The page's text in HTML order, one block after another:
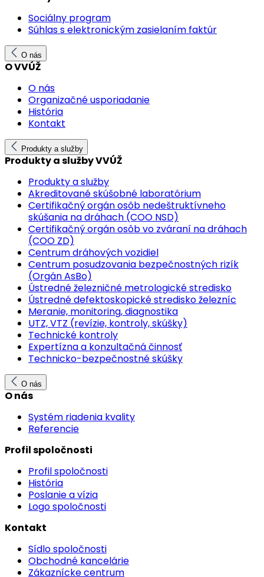
Sociálny program
Súhlas s elektronickým zasielaním faktúr
O nás
O VVÚŽ
O nás
Organizačné usporiadanie
História
Kontakt
Produkty a služby
Produkty a služby VVÚŽ
Produkty a služby
Akreditované skúšobné laboratórium
Certifikačný orgán osôb nedeštruktívneho
skúšania na dráhach (COO NSD)
Certifikačný orgán osôb vo zváraní na dráhach
(COO ZD)
Centrum dráhových vozidiel
Centrum posudzovania bezpečnostných rizík
(Orgán AsBo)
Ústredné železničné metrologické stredisko
Ústredné defektoskopické stredisko železníc
Meranie, monitoring, diagnostika
UTZ, VTZ (revízie, kontroly, skúšky)
Technické kontroly
Expertízna a konzultačná činnosť
Technicko-bezpečnostné skúšky
O nás
O nás
Systém riadenia kvality
Referencie
Profil spoločnosti
Profil spoločnosti
História
Poslanie a vízia
Logo spoločnosti
Kontakt
Sídlo spoločnosti
Obchodné kancelárie
Zákaznícke centrum